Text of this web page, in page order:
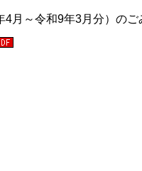
月～令和9年3月分）のご